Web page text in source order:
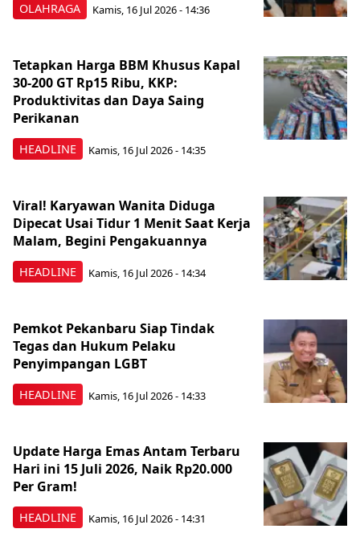
OLAHRAGA Kamis, 16 Jul 2026 - 14:36
HEADLINE
Tetapkan Harga BBM Khusus Kapal
30-200 GT Rp15 Ribu, KKP:
Produktivitas dan Daya Saing
Perikanan
Kamis, 16 Jul 2026 - 14:35
HEADLINE
Viral! Karyawan Wanita Diduga
Dipecat Usai Tidur 1 Menit Saat Kerja
Malam, Begini Pengakuannya
Kamis, 16 Jul 2026 - 14:34
HEADLINE
Pemkot Pekanbaru Siap Tindak
Tegas dan Hukum Pelaku
Penyimpangan LGBT
Kamis, 16 Jul 2026 - 14:33
HEADLINE
Update Harga Emas Antam Terbaru
Hari ini 15 Juli 2026, Naik Rp20.000
Per Gram!
Kamis, 16 Jul 2026 - 14:31